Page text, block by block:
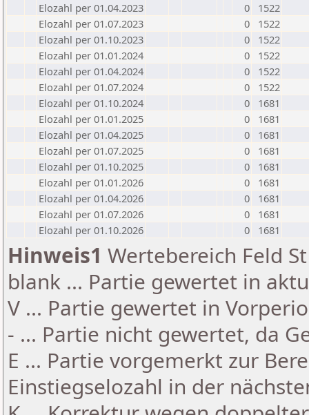
Elozahl per 01.04.2023
0
1522
Elozahl per 01.07.2023
0
1522
Elozahl per 01.10.2023
0
1522
Elozahl per 01.01.2024
0
1522
Elozahl per 01.04.2024
0
1522
Elozahl per 01.07.2024
0
1522
Elozahl per 01.10.2024
0
1681
Elozahl per 01.01.2025
0
1681
Elozahl per 01.04.2025
0
1681
Elozahl per 01.07.2025
0
1681
Elozahl per 01.10.2025
0
1681
Elozahl per 01.01.2026
0
1681
Elozahl per 01.04.2026
0
1681
Elozahl per 01.07.2026
0
1681
Elozahl per 01.10.2026
0 1681
Hinweis1 Wertebereich Feld
blank ... Partie gewertet in
V ... Partie gewertet in
- ... Partie nicht gewertet, da
E ... Partie vorgemerkt zur
Einstiegselozahl in der